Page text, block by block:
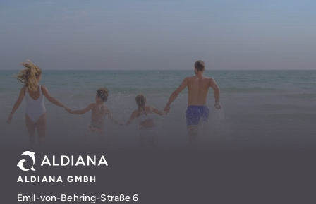
ALDIANA GMBH
Emil-von-Behring-Straße 6